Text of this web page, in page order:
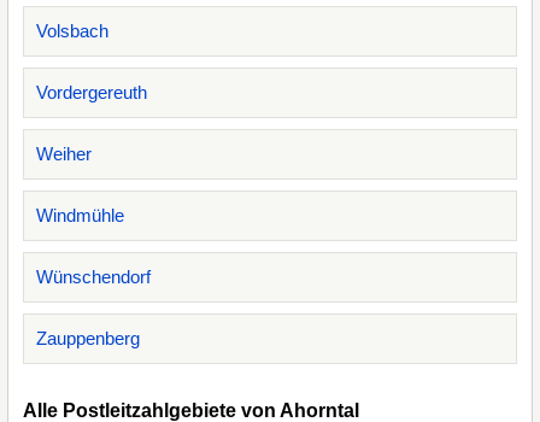
Volsbach
Vordergereuth
Weiher
Windmühle
Wünschendorf
Zauppenberg
Alle Postleitzahlgebiete von Ahorntal